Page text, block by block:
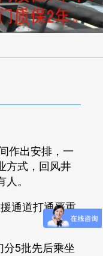
作出安排，一
方式，回风井
。
通道打通严重
5批先后乘坐